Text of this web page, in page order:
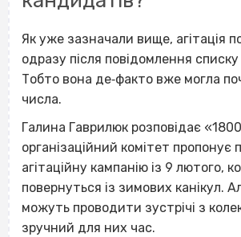
Як уже зазначали вище, агітація
одразу після повідомлення
Тобто вона де‐факто вже могла
числа.
Галина Гаврилюк розповідає
організаційний комітет пропонує
агітаційну кампанію із 9 лютого,
повернуться із зимових канікул.
можуть проводити зустрічі з
зручний для них час.